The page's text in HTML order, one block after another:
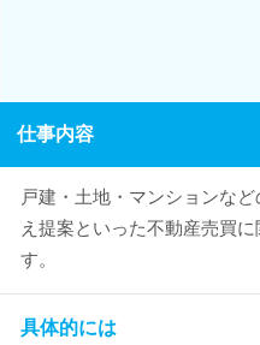
仕事内容
戸建・土地・マンションな
え提案といった不動産売買
す。
具体的には